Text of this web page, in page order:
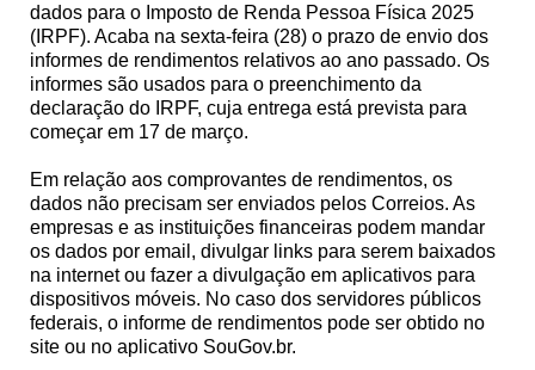
dados para o Imposto de Renda Pessoa Física 2025
(IRPF). Acaba na sexta-feira (28) o prazo de envio dos
informes de rendimentos relativos ao ano passado. Os
informes são usados para o preenchimento da
declaração do IRPF, cuja entrega está prevista para
começar em 17 de março.
Em relação aos comprovantes de rendimentos, os
dados não precisam ser enviados pelos Correios. As
empresas e as instituições financeiras podem mandar
os dados por email, divulgar links para serem baixados
na internet ou fazer a divulgação em aplicativos para
dispositivos móveis. No caso dos servidores públicos
federais, o informe de rendimentos pode ser obtido no
site ou no aplicativo SouGov.br.